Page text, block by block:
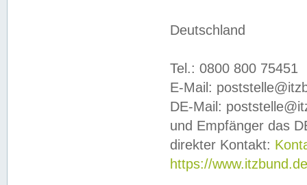
Deutschland
Tel.: 0800 800 75451
E-Mail:
DE-Mail:
und Empfänger das
direkter Kontakt:
https://